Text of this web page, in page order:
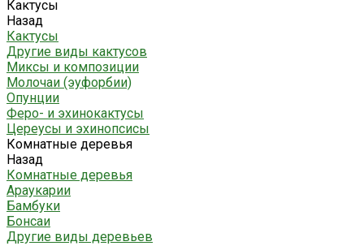
Кактусы
Назад
Кактусы
Другие виды кактусов
Миксы и композиции
Молочаи (эуфорбии)
Опунции
Феро- и эхинокактусы
Цереусы и эхинопсисы
Комнатные деревья
Назад
Комнатные деревья
Араукарии
Бамбуки
Бонсаи
Другие виды деревьев